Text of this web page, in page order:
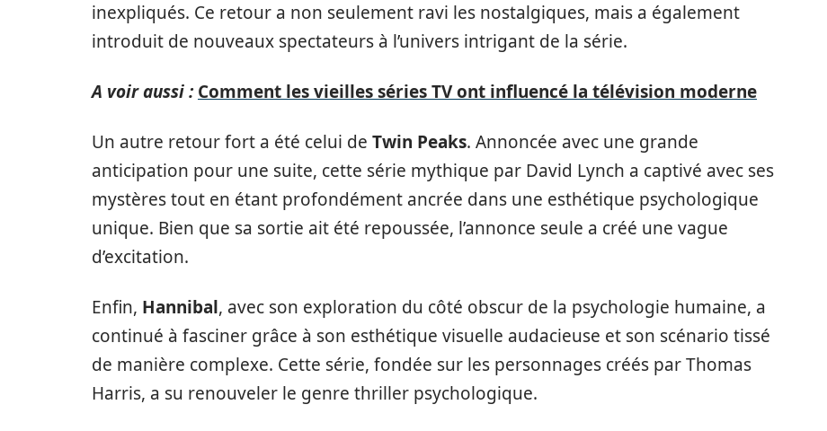
inexpliqués. Ce retour a non seulement ravi les nostalgiques, mais a également
introduit de nouveaux spectateurs à l’univers intrigant de la série.
A voir aussi : Comment les vieilles séries TV ont influencé la télévision moderne
Un autre retour fort a été celui de Twin Peaks. Annoncée avec une grande
anticipation pour une suite, cette série mythique par David Lynch a captivé avec ses
mystères tout en étant profondément ancrée dans une esthétique psychologique
unique. Bien que sa sortie ait été repoussée, l’annonce seule a créé une vague
d’excitation.
Enfin, Hannibal, avec son exploration du côté obscur de la psychologie humaine, a
continué à fasciner grâce à son esthétique visuelle audacieuse et son scénario tissé
de manière complexe. Cette série, fondée sur les personnages créés par Thomas
Harris, a su renouveler le genre thriller psychologique.